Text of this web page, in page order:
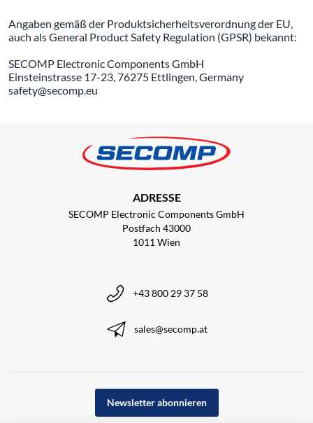
Angaben gemäß der Produktsicherheitsverordnung der EU,
auch als General Product Safety Regulation (GPSR) bekannt:
SECOMP Electronic Components GmbH
Einsteinstrasse 17-23, 76275 Ettlingen, Germany
safety@secomp.eu
ADRESSE
SECOMP Electronic Components GmbH
Postfach 43000
1011 Wien
+43 800 29 37 58
sales@secomp.at
Newsletter abonnieren